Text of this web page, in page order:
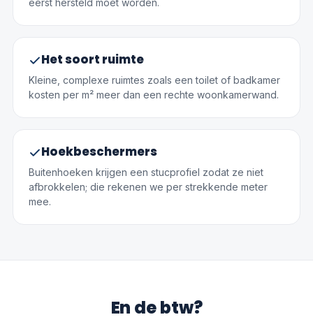
eerst hersteld moet worden.
Het soort ruimte
Kleine, complexe ruimtes zoals een toilet of badkamer
kosten per m² meer dan een rechte woonkamerwand.
Hoekbeschermers
Buitenhoeken krijgen een stucprofiel zodat ze niet
afbrokkelen; die rekenen we per strekkende meter
mee.
En de btw?